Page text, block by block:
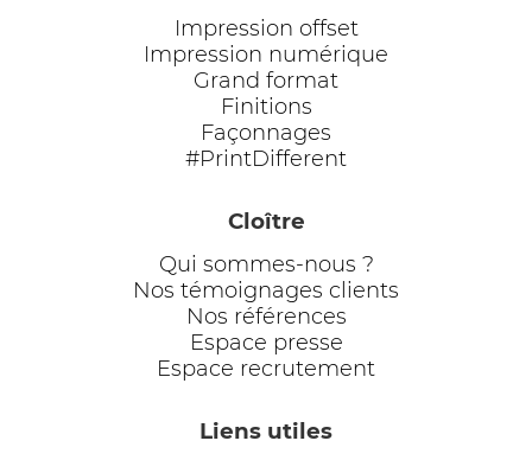
Impression offset
Impression numérique
Grand format
Finitions
Façonnages
#PrintDifferent
Cloître
Qui sommes-nous ?
Nos témoignages clients
Nos références
Espace presse
Espace recrutement
Liens utiles